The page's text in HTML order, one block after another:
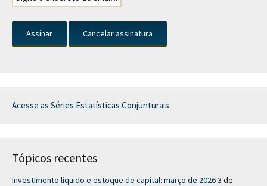
Acesse as Séries Estatísticas Conjunturais
Tópicos recentes
Investimento liquido e estoque de capital: março de 20263 de